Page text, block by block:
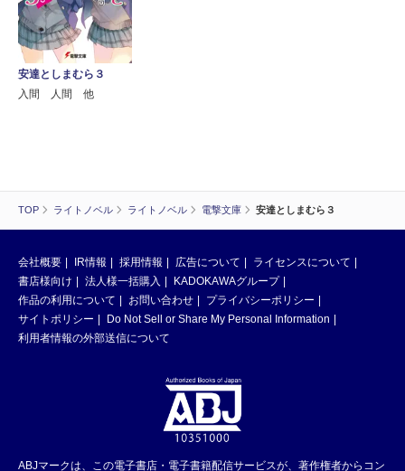
TOP ライトノベル ライトノベル 電撃文庫 安達としまむら３
安達としまむら３
入間 人間 他
会社概要 IR情報 採用情報 広告について
ライセンスについて
書店様向け
法人様一括購入
KADOKAWAグループ
作品の利用について
お問い合わせ
プライバシーポリシー
サイトポリシー
Do Not Sell or Share My Personal Information
利用者情報の外部送信について
ABJマークは、この電子書店・電子書籍配信サービスが、著作権者からコン